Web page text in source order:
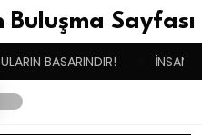
Sayfası
BASARINDIR!